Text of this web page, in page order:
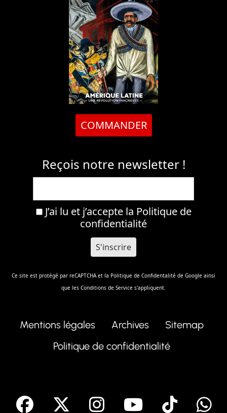
COMMANDER
Reçois notre newsletter !
J’ai lu et j’accepte la Politique de
confidentialité
Ce site est protégé par reCAPTCHA et la Politique de Confidentalité de Google ainsi
que les Conditions de Service s'appliquent.
Mentions légales Archives
Sitemap
Politique de confidentialité
facebook Instagram
Youtube
Tik